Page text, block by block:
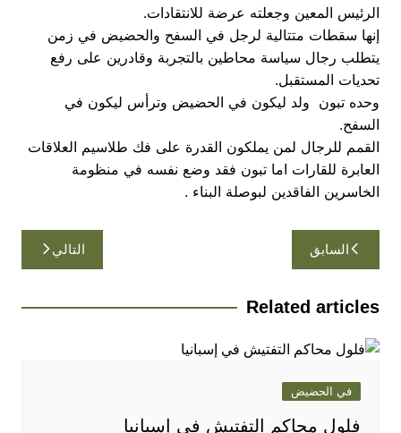
الرئيس المعين وجعلته عرضة للانتقادات.
إنها سقطات متتالية لرجل في السفح والحضيض في زمن
يتطلب رجال سياسة محاطين بالتجربة وقادرين على رفع
تحديات المستقبل.
وحده تبون ولد ليكون في الحضيض وترأس ليكون في
السفح.
القمم للرجال لمن يملكون القدرة على فك طلاسيم العلاقات
العابرة للقارات اما تبون فقد وضع نفسه في منظومة
الخاسرين الفاقدين لبوصلة البناء .
تصفّح
المقالات
السابق التالي
Related articles
في الحضيض
فلول محاكم التفتيش في إسبانيا